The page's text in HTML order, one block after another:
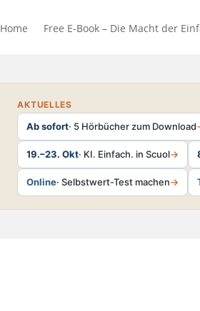
Home Free E-Book – Die Macht der
AKTUELLES
Ab sofort· 5 Hörbücher zum Download
19.–23. Okt· KI. Einfach. in Scuol→
Online· Selbstwert-Test machen→